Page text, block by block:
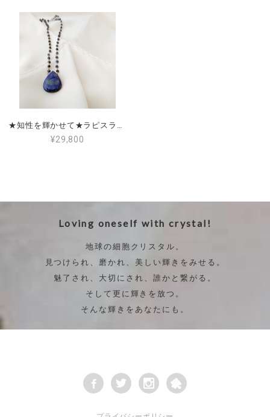
¥29,800
Loving oneself with crystal!
地球の細胞クリスタル。
見つけられ、磨かれ、美しい輝きをみせる。
魅了され、大切にされ、誰かと繋がる。
そして更に輝きを放つ。
そんな輝きをあなたにも。